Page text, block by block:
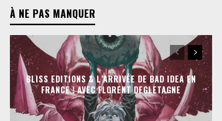
À NE PAS MANQUER
BLISS EDITIONS & L’ARRIVÉE DE BAD IDEA EN
FRANCE ! AVEC FLORENT DEGLETAGNE